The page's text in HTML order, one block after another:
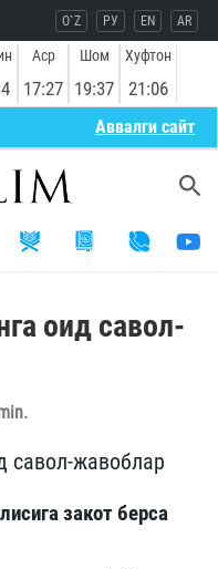
O`Z РУ EN AR
Аср
17:27
Шом
19:37
Хуфтон
21:06
Aввалги сайт
оид савол-
закот берса